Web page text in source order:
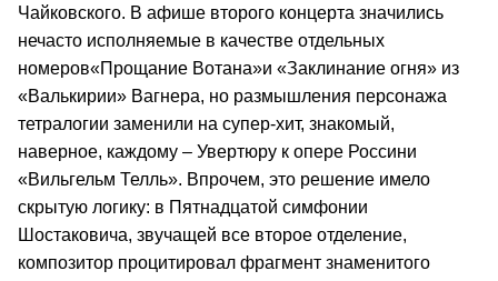
Чайковского. В афише второго концерта значились
нечасто исполняемые в качестве отдельных
номеров«Прощание Вотана»и «Заклинание огня» из
«Валькирии» Вагнера, но размышления персонажа
тетралогии заменили на супер-хит, знакомый,
наверное, каждому – Увертюру к опере Россини
«Вильгельм Телль». Впрочем, это решение имело
скрытую логику: в Пятнадцатой симфонии
Шостаковича, звучащей все второе отделение,
композитор процитировал фрагмент знаменитого